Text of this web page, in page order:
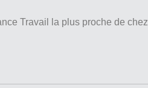
Travail la plus proche de chez